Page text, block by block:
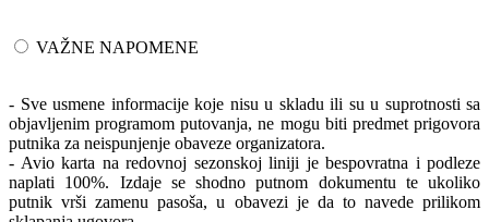
VAŽNE NAPOMENE
- Sve usmene informacije koje nisu u skladu ili su u suprotnosti sa
objavljenim programom putovanja, ne mogu biti predmet prigovora
putnika za neispunjenje obaveze organizatora.
- Avio karta na redovnoj sezonskoj liniji je bespovratna i podleze
naplati 100%. Izdaje se shodno putnom dokumentu te ukoliko
putnik vrši zamenu pasoša, u obavezi je da to navede prilikom